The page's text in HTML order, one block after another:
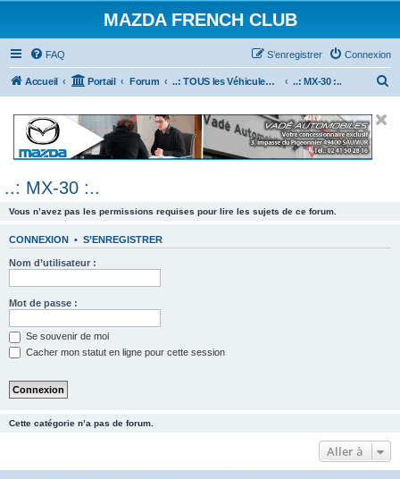
MAZDA FRENCH CLUB
FAQ Connexion
S’enregistrer
Accueil Portail Forum ..: TOUS les Véhicules MAZDA :.. ..: MX-30 :..
e
..: MX-30 :..
Vous n’avez pas les permissions requises pour lire les sujets de ce forum.
CONNEXION • S’ENREGISTRER
Nom d’utilisateur :
Mot de passe :
Se souvenir de moi
Cacher mon statut en ligne pour cette session
Cette catégorie n’a pas de forum.
Aller à